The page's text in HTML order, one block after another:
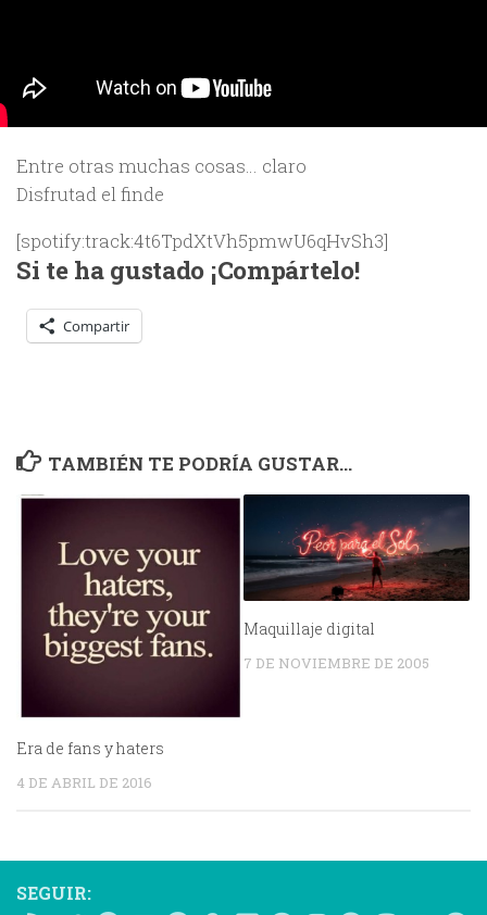
Entre otras muchas cosas… claro
Disfrutad el finde
[spotify:track:4t6TpdXtVh5pmwU6qHvSh3]
Si te ha gustado ¡Compártelo!
Compartir
TAMBIÉN TE PODRÍA GUSTAR...
Era de fans y haters
4 DE ABRIL DE 2016
Maquillaje digital
7 DE NOVIEMBRE DE 2005
SEGUIR: